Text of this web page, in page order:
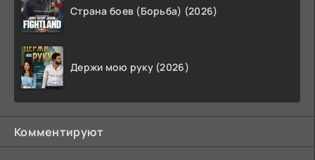
Страна боев (Борьба) (2026)
Держи мою руку (2026)
Комментируют